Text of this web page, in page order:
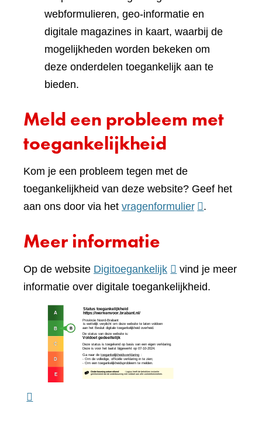
webformulieren, geo-informatie en
digitale magazines in kaart, waarbij de
mogelijkheden worden bekeken om
deze onderdelen toegankelijk aan te
bieden.
Meld een probleem met
toegankelijkheid
Kom je een probleem tegen met de
toegankelijkheid van deze website? Geef het
aan ons door via het vragenformulier(verwijst
website)
.
Meer informatie
Op de website Digitoegankelijk(verwijst
naar
vind je meer
informatie over digitale toegankelijkheid.